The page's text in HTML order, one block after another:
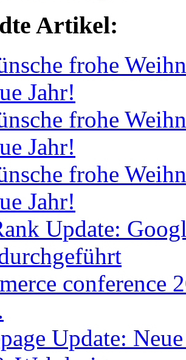
Artikel:
frohe
Jahr!
frohe
Jahr!
frohe
Jahr!
Update:
conference
Update: